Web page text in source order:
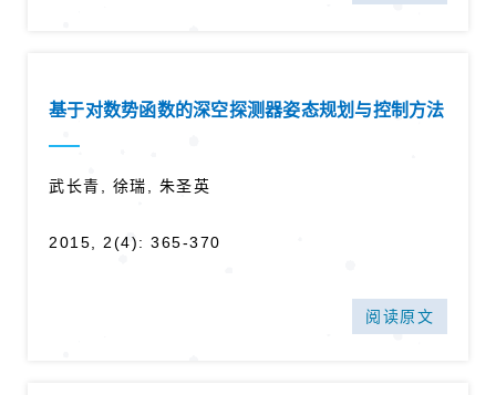
基于对数势函数的深空探测器姿态规划与控制方法
武长青, 徐瑞, 朱圣英
2015, 2(4): 365-370
阅读原文